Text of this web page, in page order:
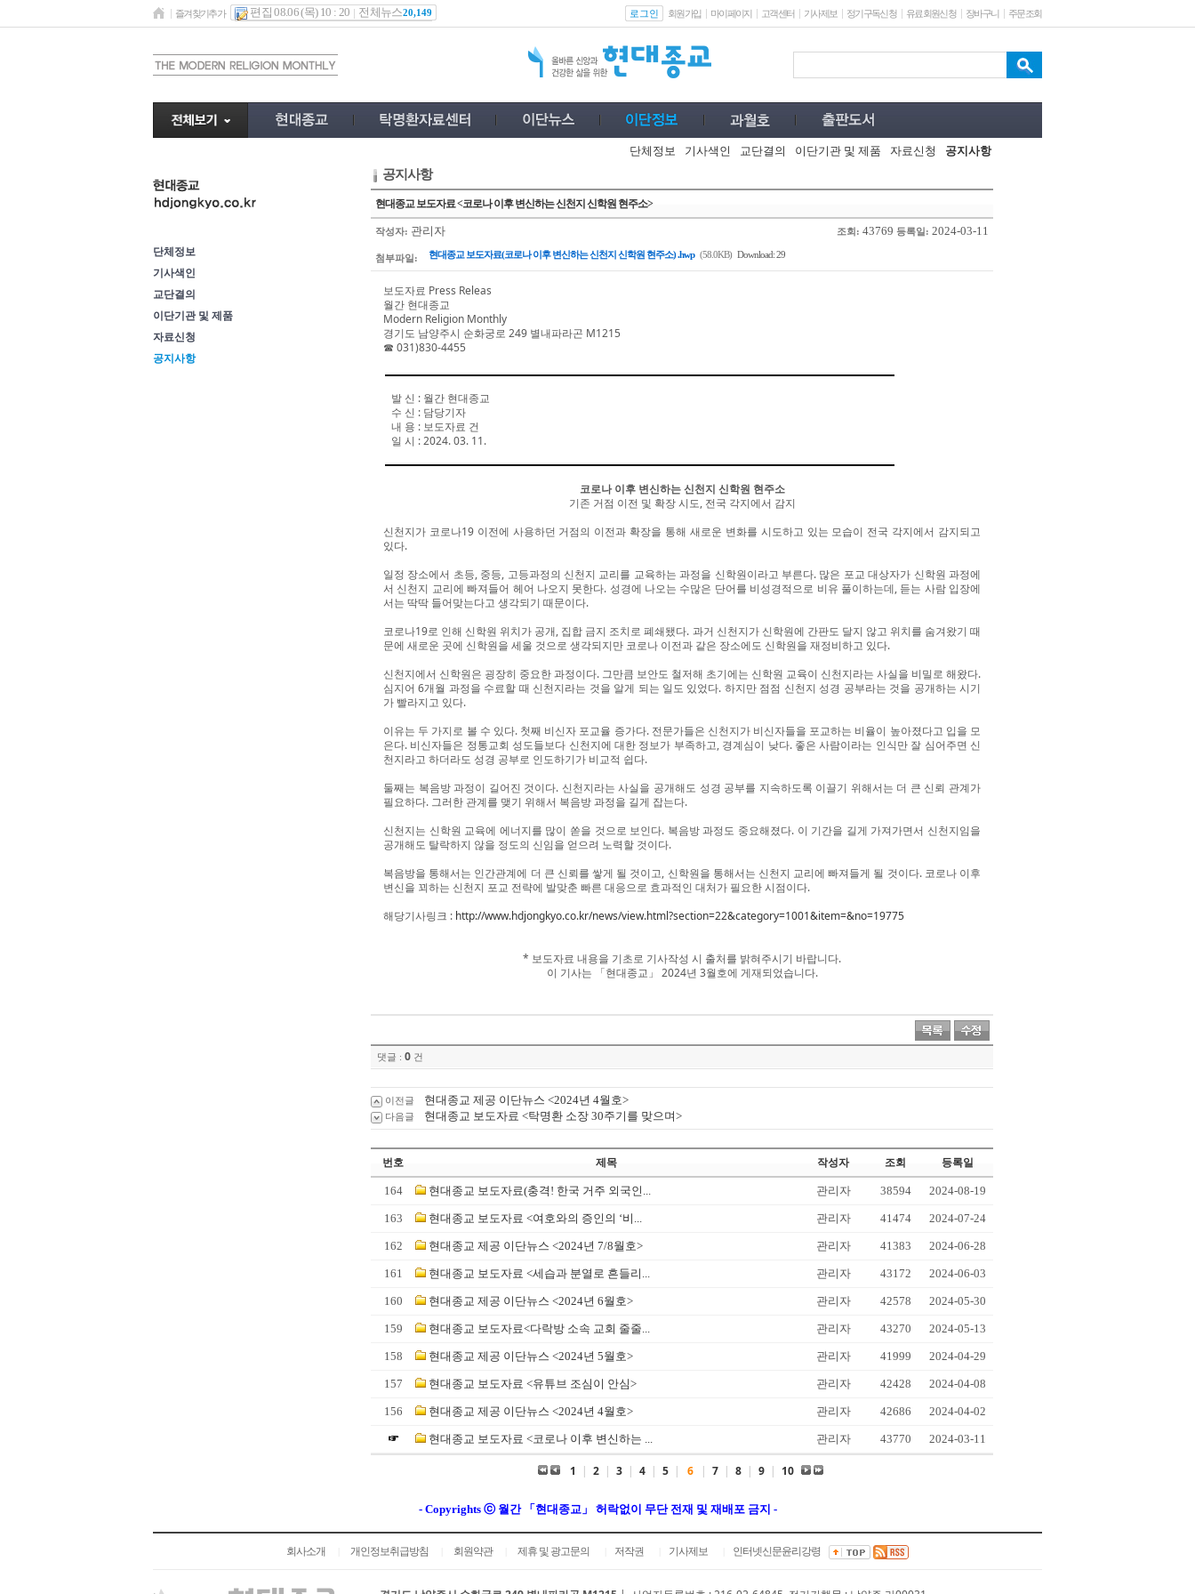
즐겨찾기추가 편집 08.06 (목) 10 : 20 전체뉴스20,149 로그인 회원가입 마이페이지 고객센터 기사제보 정기구독신청 유료회원신청 장바구니 주문조회
단체정보 기사색인 교단결의 이단기관 및 제품 자료신청 공지사항
단체정보
기사색인
교단결의
이단기관 및 제품
자료신청
공지사항
공지사항
현대종교 보도자료 <코로나 이후 변신하는 신천지 신학원 현주소>
작성자: 관리자 조회: 43769 등록일: 2024-03-11
첨부파일: 현대종교 보도자료(코로나 이후 변신하는 신천지 신학원 현주소) .hwp (58.0KB) Download: 29
보도자료 Press Releas
월간 현대종교
Modern Religion Monthly
경기도 남양주시 순화궁로 249 별내파라곤 M1215
☎ 031)830-4455
발 신 : 월간 현대종교
수 신 : 담당기자
내 용 : 보도자료 건
일 시 : 2024. 03. 11.
코로나 이후 변신하는 신천지 신학원 현주소
기존 거점 이전 및 확장 시도, 전국 각지에서 감지
신천지가 코로나19 이전에 사용하던 거점의 이전과 확장을 통해 새로운 변화를 시도하고 있는 모습이 전국 각지에서 감지되고
있다.
일정 장소에서 초등, 중등, 고등과정의 신천지 교리를 교육하는 과정을 신학원이라고 부른다. 많은 포교 대상자가 신학원 과정에
서 신천지 교리에 빠져들어 헤어 나오지 못한다. 성경에 나오는 수많은 단어를 비성경적으로 비유 풀이하는데, 듣는 사람 입장에
서는 딱딱 들어맞는다고 생각되기 때문이다.
코로나19로 인해 신학원 위치가 공개, 집합 금지 조치로 폐쇄됐다. 과거 신천지가 신학원에 간판도 달지 않고 위치를 숨겨왔기 때
문에 새로운 곳에 신학원을 세울 것으로 생각되지만 코로나 이전과 같은 장소에도 신학원을 재정비하고 있다.
신천지에서 신학원은 굉장히 중요한 과정이다. 그만큼 보안도 철저해 초기에는 신학원 교육이 신천지라는 사실을 비밀로 해왔다.
심지어 6개월 과정을 수료할 때 신천지라는 것을 알게 되는 일도 있었다. 하지만 점점 신천지 성경 공부라는 것을 공개하는 시기
가 빨라지고 있다.
이유는 두 가지로 볼 수 있다. 첫째 비신자 포교율 증가다. 전문가들은 신천지가 비신자들을 포교하는 비율이 높아졌다고 입을 모
은다. 비신자들은 정통교회 성도들보다 신천지에 대한 정보가 부족하고, 경계심이 낮다. 좋은 사람이라는 인식만 잘 심어주면 신
천지라고 하더라도 성경 공부로 인도하기가 비교적 쉽다.
둘째는 복음방 과정이 길어진 것이다. 신천지라는 사실을 공개해도 성경 공부를 지속하도록 이끌기 위해서는 더 큰 신뢰 관계가
필요하다. 그러한 관계를 맺기 위해서 복음방 과정을 길게 잡는다.
신천지는 신학원 교육에 에너지를 많이 쏟을 것으로 보인다. 복음방 과정도 중요해졌다. 이 기간을 길게 가져가면서 신천지임을
공개해도 탈락하지 않을 정도의 신임을 얻으려 노력할 것이다.
복음방을 통해서는 인간관계에 더 큰 신뢰를 쌓게 될 것이고, 신학원을 통해서는 신천지 교리에 빠져들게 될 것이다. 코로나 이후
변신을 꾀하는 신천지 포교 전략에 발맞춘 빠른 대응으로 효과적인 대처가 필요한 시점이다.
해당기사링크 : http://www.hdjongkyo.co.kr/news/view.html?section=22&category=1001&item=&no=19775
* 보도자료 내용을 기초로 기사작성 시 출처를 밝혀주시기 바랍니다.
이 기사는 「현대종교」 2024년 3월호에 게재되었습니다.
댓글 : 0 건
이전글 현대종교 제공 이단뉴스 <2024년 4월호>
다음글 현대종교 보도자료 <탁명환 소장 30주기를 맞으며>
번호 제목 작성자 조회 등록일
164 현대종교 보도자료(충격! 한국 거주 외국인... 관리자 38594 2024-08-19
163 현대종교 보도자료 <여호와의 증인의 ‘비... 관리자 41474 2024-07-24
162 현대종교 제공 이단뉴스 <2024년 7/8월호> 관리자 41383 2024-06-28
161 현대종교 보도자료 <세습과 분열로 흔들리... 관리자 43172 2024-06-03
160 현대종교 제공 이단뉴스 <2024년 6월호> 관리자 42578 2024-05-30
159 현대종교 보도자료<다락방 소속 교회 줄줄... 관리자 43270 2024-05-13
158 현대종교 제공 이단뉴스 <2024년 5월호> 관리자 41999 2024-04-29
157 현대종교 보도자료 <유튜브 조심이 안심> 관리자 42428 2024-04-08
156 현대종교 제공 이단뉴스 <2024년 4월호> 관리자 42686 2024-04-02
☞ 현대종교 보도자료 <코로나 이후 변신하는 ... 관리자 43770 2024-03-11
1 | 2 | 3 | 4 | 5 | 6 | 7 | 8 | 9 | 10
- Copyrights ⓒ 월간 「현대종교」 허락없이 무단 전재 및 재배포 금지 -
회사소개 개인정보취급방침 회원약관 제휴 및 광고문의 저작권 기사제보 인터넷신문윤리강령